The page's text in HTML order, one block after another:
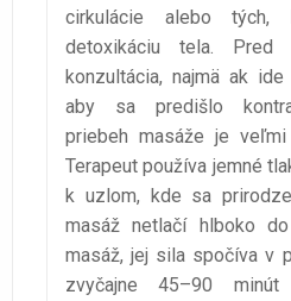
cirkulácie alebo tých,
detoxikáciu tela. Pred
konzultácia, najmä ak
aby sa predišlo
priebeh masáže je veľmi
Terapeut používa jemné
k uzlom, kde sa
masáž netlačí hlboko
masáž, jej sila spočíva v
zvyčajne 45–90 minút